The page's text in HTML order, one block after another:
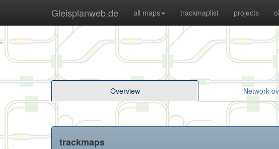
,
Gleisplanweb.de all maps trackmaplist projects
Overview Network
trackmaps